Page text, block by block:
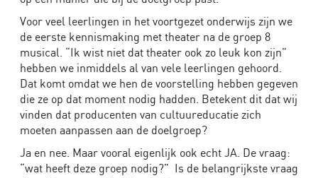
Voor veel leerlingen in het voortgezet onderwijs zijn we
de eerste kennismaking met theater na de groep 8
musical. “Ik wist niet dat theater ook zo leuk kon zijn”
hebben we inmiddels al van vele leerlingen gehoord.
Dat komt omdat we hen de voorstelling hebben gegeven
die ze op dat moment nodig hadden. Betekent dit dat wij
vinden dat producenten van cultuureducatie zich
moeten aanpassen aan de doelgroep?
Ja en nee. Maar vooral eigenlijk ook echt JA. De vraag:
“wat heeft deze groep nodig?” Is de belangrijkste vraag
tips
Algemeen
Bedrijven
Scholen
Theater